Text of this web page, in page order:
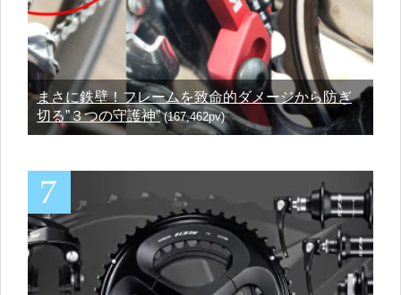
まさに鉄壁！フレームを致命的ダメージから防ぎ
切る”３つの守護神”(167,462pv)